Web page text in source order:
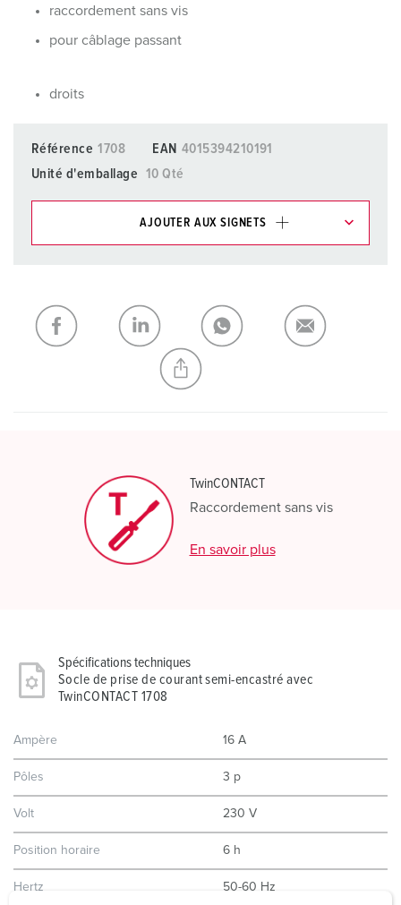
raccordement sans vis
pour câblage passant
droits
Référence 1708 EAN 4015394210191
Unité d'emballage
10 Qté
AJOUTER AUX SIGNETS
Ma liste AJOUTER
CRÉER UNE NOUVELLE LISTE
TwinCONTACT
Raccordement sans vis
En savoir plus
Spécifications techniques
Socle de prise de courant semi-encastré avec
TwinCONTACT 1708
Ampère 16 A
Pôles 3 p
Volt 230 V
Position horaire 6 h
Hertz 50-60 Hz